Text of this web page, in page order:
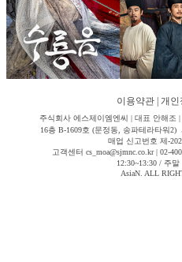
이용약관 개인
주식회사 에스제이엠엔씨 | 대표 안해조
16층 B-1609호 (문정동, 송파테라타워2)
매업 신고번호 제-
고객센터 cs_moa@sjmnc.co.kr | 02-
12:30~13:30 / 주
AsiaN. ALL